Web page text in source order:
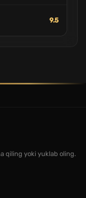
9.5
qiling yoki yuklab oling.